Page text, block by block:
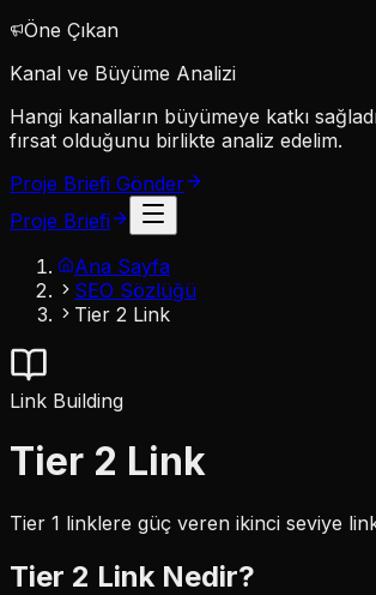
Öne Çıkan
Kanal ve Büyüme Analizi
Hangi kanalların büyümeye katkı
fırsat olduğunu birlikte analiz edelim.
Proje Briefi Gönder
Proje Briefi
Ana Sayfa
SEO Sözlüğü
Tier 2 Link
Link Building
Tier 2 Link
Tier 1 linklere güç veren ikinci seviye
Tier 2 Link Nedir?